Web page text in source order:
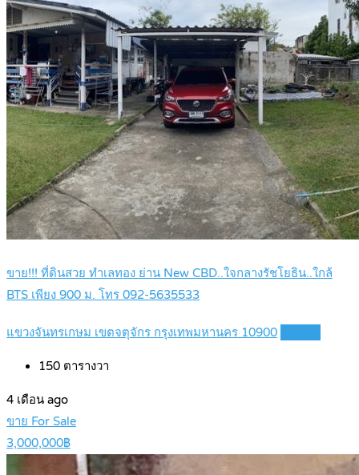
ขาย!!! ที่ดินสวย ทำเลทอง ย่าน New CBD..ใจกลางรัชโยธิน..ใกล้
BTS เพียง 900 ม. โทร 092-5635533
แขวงจันทรเกษม เขตจตุจักร กรุงเทพมหานคร 10900
150 ตารางวา
4 เดือน ago
ขาย For Sale
3,000,000฿